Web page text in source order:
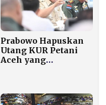
Prabowo Hapuskan
Utang KUR Petani
Aceh yang